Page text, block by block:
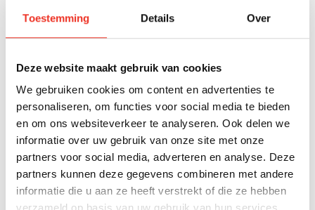
Toestemming Details Over
Deze website maakt gebruik van cookies
We gebruiken cookies om content en advertenties te
personaliseren, om functies voor social media te bieden
en om ons websiteverkeer te analyseren. Ook delen we
informatie over uw gebruik van onze site met onze
partners voor social media, adverteren en analyse. Deze
partners kunnen deze gegevens combineren met andere
informatie die u aan ze heeft verstrekt of die ze hebben
Een verkoopmakelaar regelt en controleert essentiële
documenten zoals het koopcontract, de
woningbrochure, eigendomsbewijzen,
bouwvergunningen en energielabels. Ook zorgt de
makelaar voor correcte overdracht van alle relevante
papieren aan de notaris.
Het koopcontract is het belangrijkste document dat de